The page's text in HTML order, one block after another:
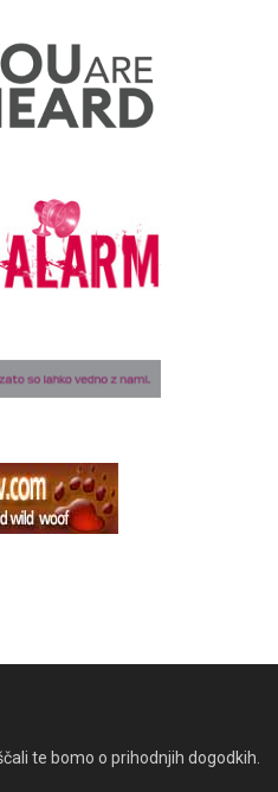
te bomo o prihodnjih dogodkih.